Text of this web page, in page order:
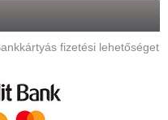
fizetési lehetőséget